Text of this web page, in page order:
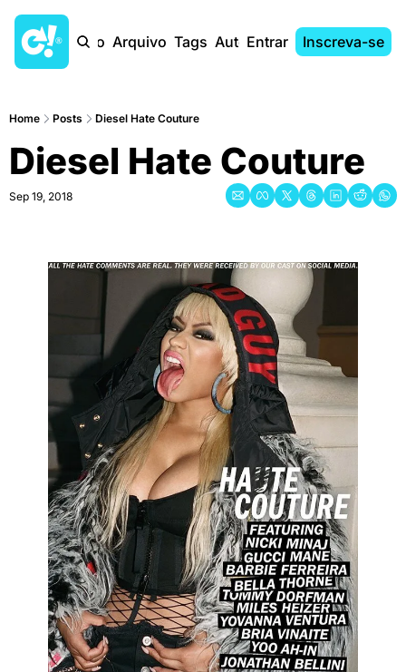
Início Arquivo Tags AutoresEntrar Inscreva-se
Home Posts Diesel Hate Couture
Diesel Hate Couture
Sep 19, 2018